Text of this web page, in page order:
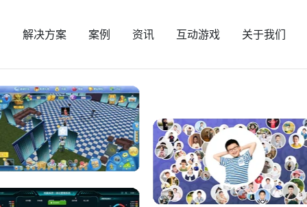
解决方案 案例 资讯 互动游戏 关于我们